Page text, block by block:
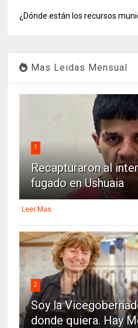
¿Dónde están los recursos
Mas Leidas Mensual
1
Recapturaron al
fugado en Ushuaia
Leer Mas
2
Soy la
donde quiera. Hay